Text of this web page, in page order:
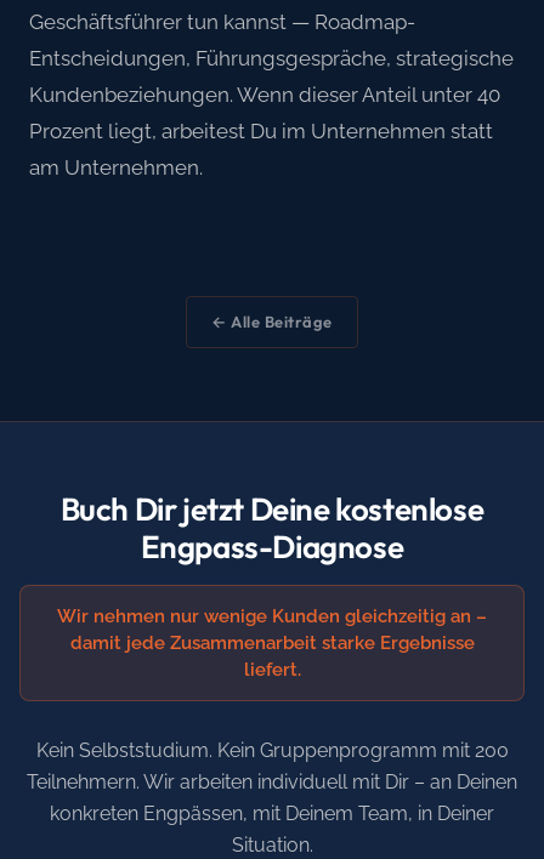
Geschäftsführer tun kannst — Roadmap-
Entscheidungen, Führungsgespräche, strategische
Kundenbeziehungen. Wenn dieser Anteil unter 40
Prozent liegt, arbeitest Du im Unternehmen statt
am Unternehmen.
← Alle Beiträge
Buch Dir jetzt Deine kostenlose
Engpass-Diagnose
Wir nehmen nur wenige Kunden gleichzeitig an –
damit jede Zusammenarbeit starke Ergebnisse
liefert.
Kein Selbststudium. Kein Gruppenprogramm mit 200
Teilnehmern. Wir arbeiten individuell mit Dir – an Deinen
konkreten Engpässen, mit Deinem Team, in Deiner
Situation.